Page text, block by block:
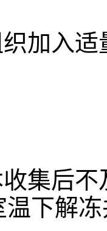
加入
集后
下解